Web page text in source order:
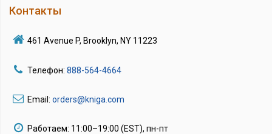
Контакты
461 Avenue P, Brooklyn, NY 11223
Телефон: 888-564-4664
Email: orders@kniga.com
Работаем: 11:00–19:00 (EST), пн-пт